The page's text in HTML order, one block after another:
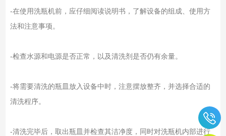
-在使用洗瓶机前，应仔细阅读说明书，了解设备的组成、使用方
法和注意事项。
-检查水源和电源是否正常，以及清洗剂是否仍有余量。
-将需要清洗的瓶皿放入设备中时，注意摆放整齐，并选择合适的
清洗程序。
-清洗完毕后，取出瓶皿并检查其洁净度，同时对洗瓶机内部进行